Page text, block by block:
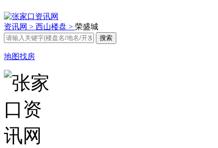
资讯网 > 西山楼盘 > 荣盛城
地图找房